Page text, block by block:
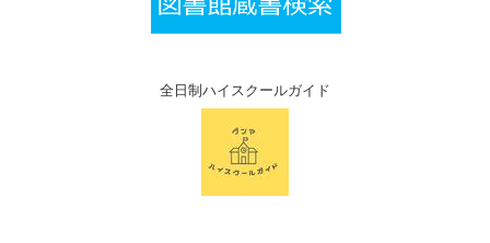
全日制ハイスクールガイド